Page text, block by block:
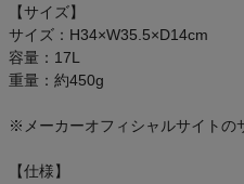
ご利用ガイド
【サイズ】
サイズ：H34×W35.5×D14cm
容量：17L
重量：約450g
※メーカーオフィシャルサイトの
【仕様】